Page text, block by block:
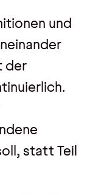
und
der
statt Teil